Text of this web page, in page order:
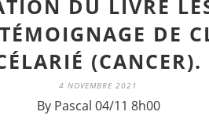
DU LIVRE
DE
(CANCER).
4 NOVEMBRE 2021
By Pascal 04/11 8h00